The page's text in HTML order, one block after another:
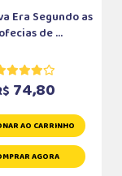
Era Segundo as
de ...
74,80
AO CARRINHO
AGORA